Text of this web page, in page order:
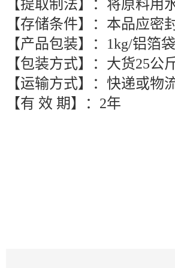
【提取制法】：将原料
【存储条件】：本品应
【产品包装】：1kg/铝箔
【包装方式】：大货25
【运输方式】：快递或
【有 效 期】：2年